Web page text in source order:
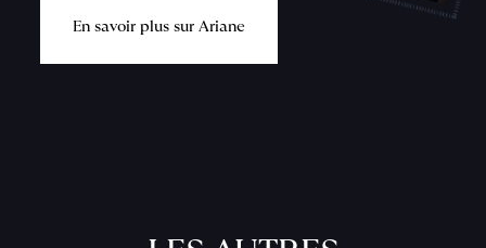
En savoir plus sur Ariane